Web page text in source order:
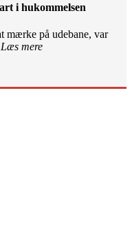
i hukommelsen
mærke på udebane, var
Læs mere